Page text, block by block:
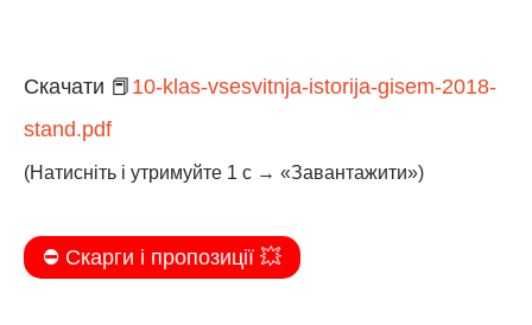
Скачати 📕 10-klas-vsesvitnja-istorija-gisem-2018-
stand.pdf
(Натисніть і утримуйте 1 с → «Завантажити»)
⛔️ Скарги і пропозиції 💥